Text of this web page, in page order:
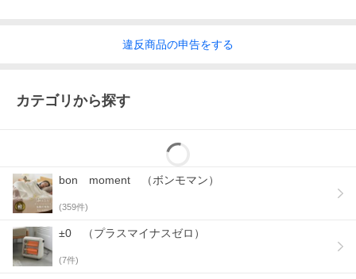
お仕事ツールをたっぷり収納できて、そのままバッグに入れて持
ち運べる軽量メッシュポーチ。
違反商品の申告をする
カテゴリから探す
bon moment （ボンモマン）
(359件)
±0 （プラスマイナスゼロ）
(7件)